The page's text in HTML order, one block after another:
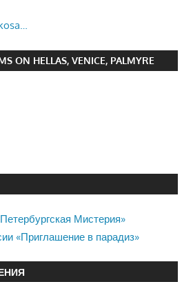
ON HELLAS, VENICE, PALMYRE
Мистерия»
«Приглашение в парадиз»